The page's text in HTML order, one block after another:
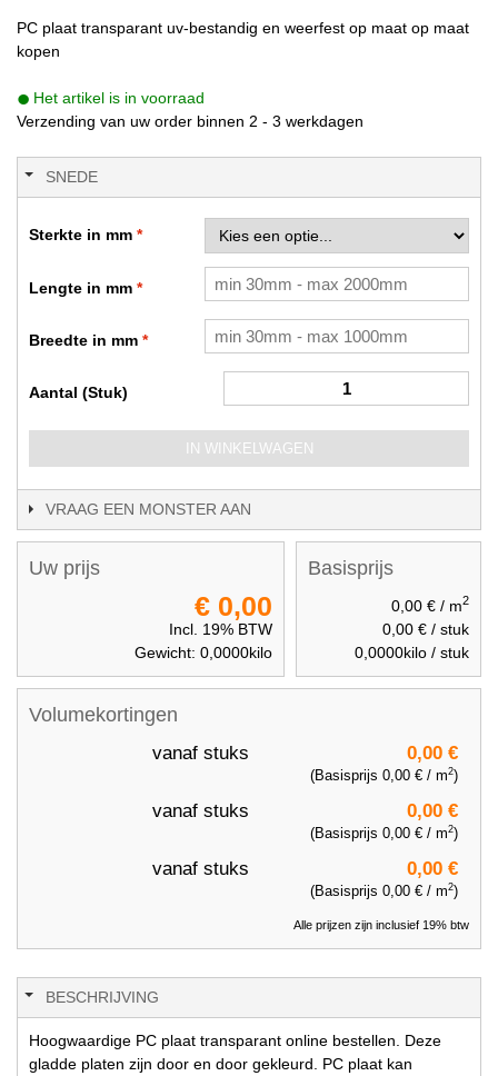
PC plaat transparant uv-bestandig en weerfest op maat op maat
kopen
Het artikel is in voorraad
Verzending van uw order binnen 2 - 3 werkdagen
SNEDE
Sterkte in mm
Lengte in mm
Breedte in mm
Aantal (Stuk)
IN WINKELWAGEN
VRAAG EEN MONSTER AAN
Volumekortingen
vanaf stuks 0,00 €
(Basisprijs 0,00 € / m2)
vanaf stuks 0,00 €
(Basisprijs 0,00 € / m2)
vanaf stuks 0,00 €
(Basisprijs 0,00 € / m2)
Alle prijzen zijn inclusief 19% btw
Basisprijs
0,00 €/ m2
0,00 €/ stuk
0,0000kilo / stuk
Uw prijs
€ 0,00
Incl. 19% BTW
Gewicht: 0,0000kilo
BESCHRIJVING
Hoogwaardige PC plaat transparant online bestellen. Deze
gladde platen zijn door en door gekleurd. PC plaat kan